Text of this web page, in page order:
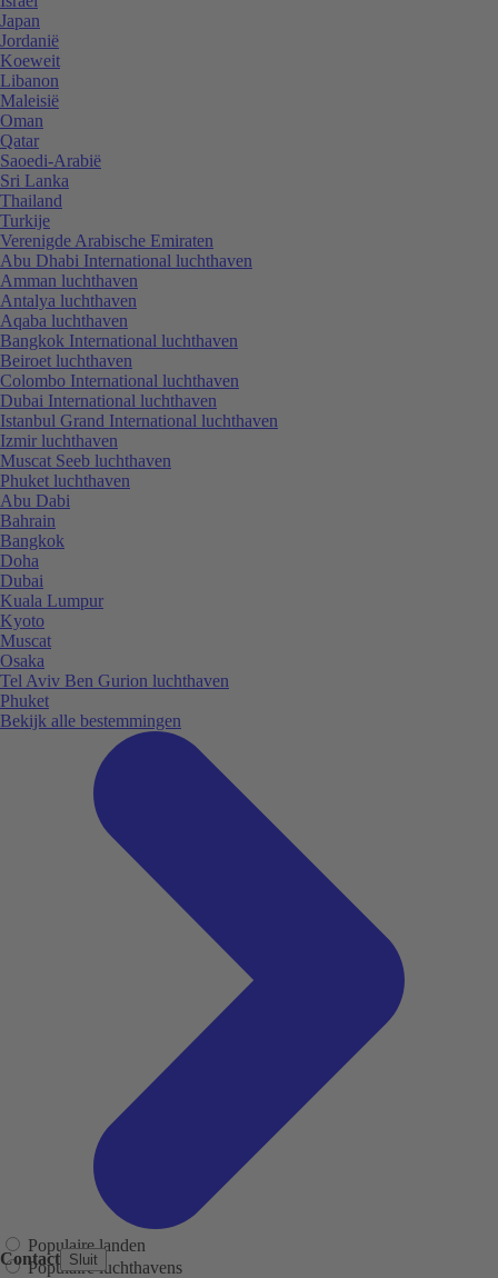
Contact Sluit
Japan
Jordanië
Koeweit
Libanon
Maleisië
Oman
Qatar
Saoedi-Arabië
Sri Lanka
Thailand
Turkije
Verenigde Arabische Emiraten
Abu Dhabi International luchthaven
Amman luchthaven
Antalya luchthaven
Aqaba luchthaven
Bangkok International luchthaven
Beiroet luchthaven
Colombo International luchthaven
Dubai International luchthaven
Istanbul Grand International luchthaven
Izmir luchthaven
Muscat Seeb luchthaven
Phuket luchthaven
Abu Dabi
Bahrain
Bangkok
Doha
Dubai
Kuala Lumpur
Kyoto
Muscat
Osaka
Tel Aviv Ben Gurion luchthaven
Phuket
Bekijk alle bestemmingen
Populaire landen
Populaire luchthavens